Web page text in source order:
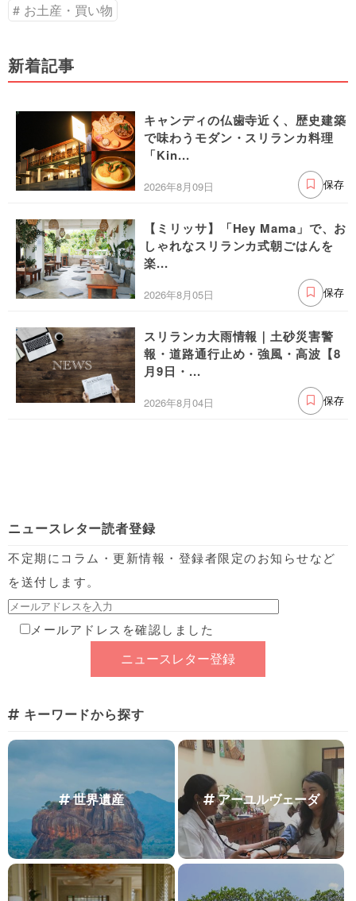
お土産・買い物
新着記事
キャンディの仏歯寺近く、歴史建築
で味わうモダン・スリランカ料理
「Kin...
2026年8月09日 保存
【ミリッサ】「Hey Mama」で、お
しゃれなスリランカ式朝ごはんを
楽...
2026年8月05日 保存
スリランカ大雨情報｜土砂災害警
報・道路通行止め・強風・高波【8
月9日・...
2026年8月04日 保存
ニュースレター読者登録
不定期にコラム・更新情報・登録者限定のお知らせなど
を送付します。
メールアドレスを確認しました
キーワードから探す
世界遺産 アーユルヴェーダ